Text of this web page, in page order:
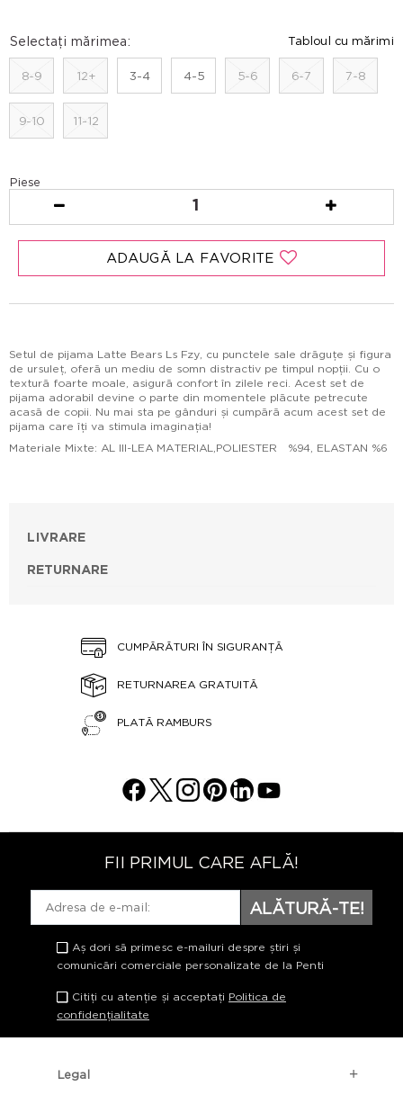
Selectați mărimea: Tabloul cu mărimi
8-9 12+ 3-4 4-5 5-6 6-7 7-8
9-10 11-12
Piese
1
ADAUGĂ LA FAVORITE
Setul de pijama Latte Bears Ls Fzy, cu punctele sale drăguțe și figura
de ursuleț, oferă un mediu de somn distractiv pe timpul nopții. Cu o
textură foarte moale, asigură confort în zilele reci. Acest set de
pijama adorabil devine o parte din momentele plăcute petrecute
acasă de copii. Nu mai sta pe gânduri și cumpără acum acest set de
pijama care îți va stimula imaginația!
Materiale Mixte: AL III-LEA MATERIAL,POLIESTER %94, ELASTAN %6
LIVRARE
RETURNARE
CUMPĂRĂTURI ÎN SIGURANȚĂ
RETURNAREA GRATUITĂ
PLATĂ RAMBURS
FII PRIMUL CARE AFLĂ!
ALĂTURĂ-TE!
Aș dori să primesc e-mailuri despre știri și
comunicări comerciale personalizate de la Penti
Citiți cu atenție și acceptați Politica de
confidențialitate
Legal